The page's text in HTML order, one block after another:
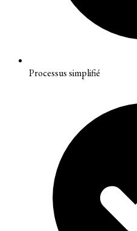
Processus simplifié